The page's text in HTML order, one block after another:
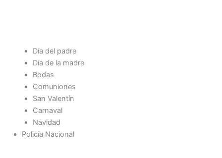
Día del padre
Día de la madre
Bodas
Comuniones
San Valentín
Carnaval
Navidad
Policía Nacional